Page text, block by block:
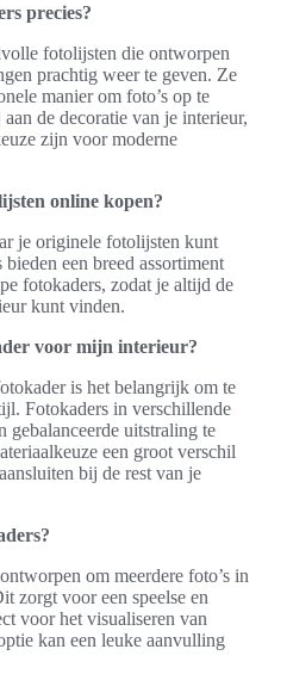
precies?
fotolijsten die ontworpen
prachtig weer te geven. Ze
manier om foto’s op te
de decoratie van je interieur,
zijn voor moderne
online kopen?
je originele fotolijsten kunt
een breed assortiment
fotokaders, zodat je altijd de
kunt vinden.
voor mijn interieur?
is het belangrijk om te
Fotokaders in verschillende
gebalanceerde uitstraling te
een groot verschil
bij de rest van je
om meerdere foto’s in
zorgt voor een speelse en
voor het visualiseren van
kan een leuke aanvulling